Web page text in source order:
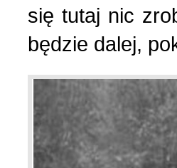
się tutaj nic
będzie dalej,